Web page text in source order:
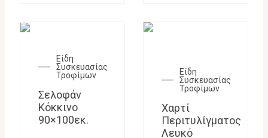
Είδη
Συσκευασίας
Τροφίμων
Σελοφάν
Κόκκινο
90×100εκ.
Είδη
Συσκευασίας
Τροφίμων
Χαρτί
Περιτυλίγματος
Λευκό